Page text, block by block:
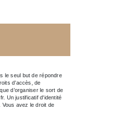
le seul but de répondre
d’accès, de
d’organiser le sort de
Un justificatif d'identité
avez le droit de